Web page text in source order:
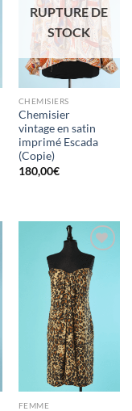
RUPTURE DE
STOCK
CHEMISIERS
Chemisier
vintage en satin
imprimé Escada
(Copie)
180,00€
Ajouter
à la liste
d'envies
FEMME